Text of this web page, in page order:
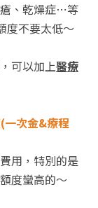
、乾燥症⋯等
度不要太低～
可以加上醫療
一次金&療程
用，特別的是
度蠻高的～